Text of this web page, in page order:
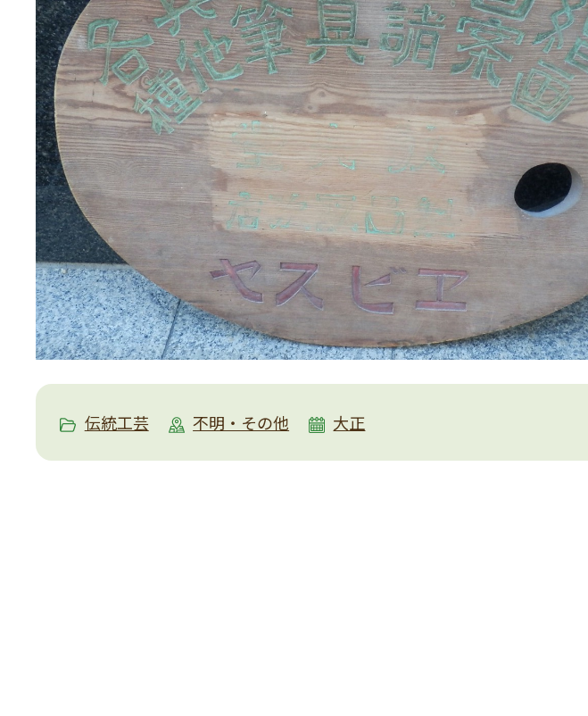
伝統工芸 不明・その他 大正